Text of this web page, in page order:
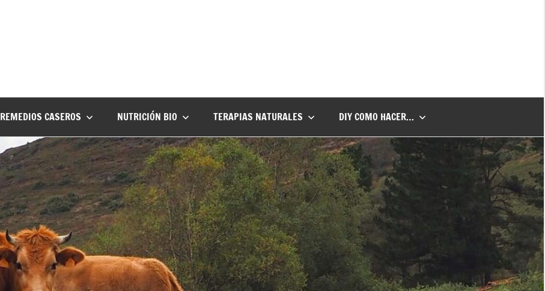
REMEDIOS CASEROS NUTRICIÓN BIO TERAPIAS NATURALES DIY COMO HACER…